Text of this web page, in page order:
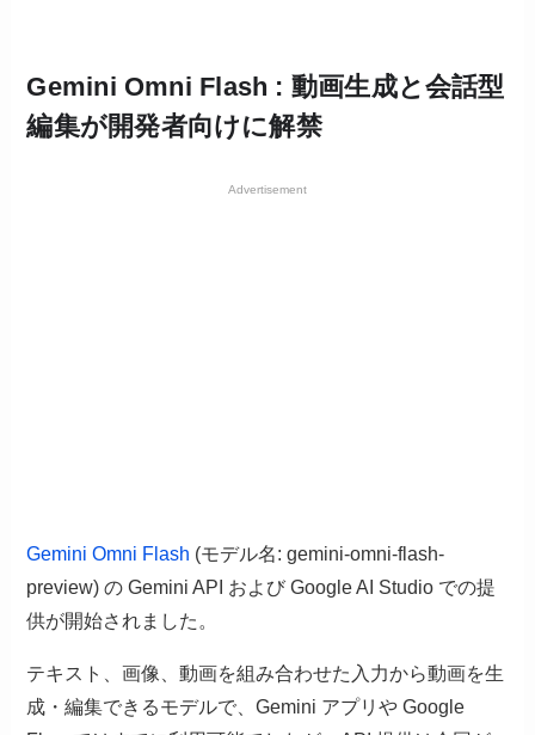
Gemini Omni Flash : 動画生成と会話型
編集が開発者向けに解禁
Advertisement
Gemini Omni Flash (モデル名: gemini-omni-flash-
preview) の Gemini API および Google AI Studio での提
供が開始されました。
テキスト、画像、動画を組み合わせた入力から動画を生
成・編集できるモデルで、Gemini アプリや Google